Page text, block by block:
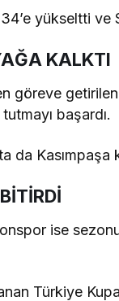
yükseltti ve
KALKTI
göreve
başardı.
Kasımpaşa
ise
Türkiye